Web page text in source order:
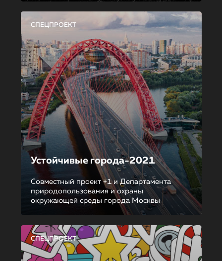
СПЕЦПРОЕКТ
Устойчивые города-2021
Совместный проект +1 и Департамента
природопользования и охраны
окружающей среды города Москвы
СПЕЦПРОЕКТ